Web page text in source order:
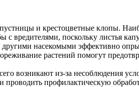
и крестоцветные клопы.
вредителями, поскольку листья
насекомыми эффективно
растений помогут
возникают из-за несоблюдения
проводить профилактическую